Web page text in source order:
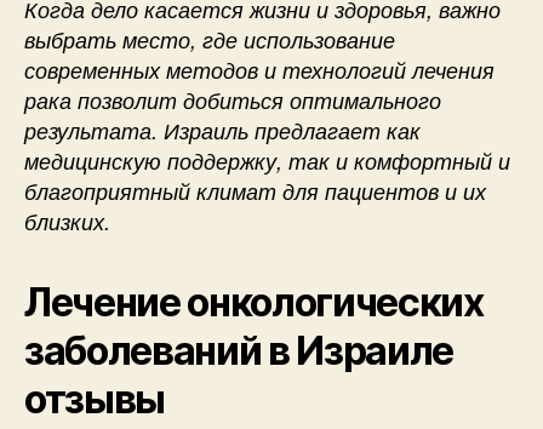
Когда дело касается жизни и здоровья, важно
выбрать место, где использование
современных методов и технологий лечения
рака позволит добиться оптимального
результата. Израиль предлагает как
медицинскую поддержку, так и комфортный и
благоприятный климат для пациентов и их
близких.
Лечение онкологических
заболеваний в Израиле
отзывы